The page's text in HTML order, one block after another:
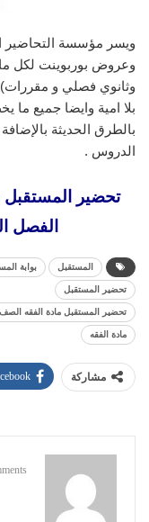
ويسر مؤسسة التحاضير
وعروض بوربوينت لكل
وثانوي فصلي و مقررات)
بلا امية وايضا جميع
بالطرق الحديثة
الدروس .
تحضير المستقبل
الفصل
المستقبل بوابة
تحضير المستقبل
تحضير المستقبل مادة الفقه الصف
مادة الفقه
مشاركة